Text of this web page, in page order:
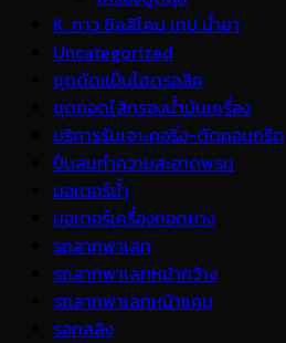
K. กาว ซิลลิโคน เทป น้ำยา
Uncategorized
ชุดดัดแป๊บไฮดรอลิค
ชุดถอดไส้กรองน้ำมันเครื่อง
บริการรับเจาะคอริ่ง-ตัดคอนกรีต
ปืนลมทำความสะอาดพรม
มอเตอร์น้ำ
มอเตอร์เครื่องถอดยาง
รถลากพาเลท
รถลากพาเลทหน้ากว้าง
รถลากพาเลทหน้าแคบ
รอกสลิง